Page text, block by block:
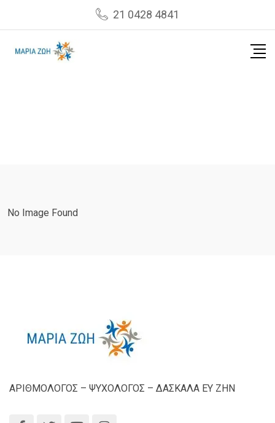
21 0428 4841
No Image Found
ΑΡΙΘΜΟΛΟΓΟΣ – ΨΥΧΟΛΟΓΟΣ – ΔΑΣΚΑΛΑ ΕΥ ΖΗΝ